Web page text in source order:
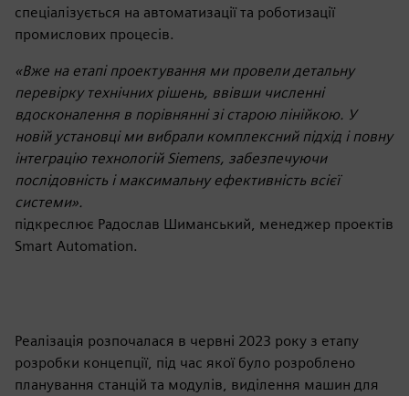
спеціалізується на автоматизації та роботизації
промислових процесів.
«Вже на етапі проектування ми провели детальну
перевірку технічних рішень, ввівши численні
вдосконалення в порівнянні зі старою лінійкою. У
новій установці ми вибрали комплексний підхід і повну
інтеграцію технологій Siemens, забезпечуючи
послідовність і максимальну ефективність всієї
системи».
підкреслює Радослав Шиманський, менеджер проектів
Smart Automation.
Реалізація розпочалася в червні 2023 року з етапу
розробки концепції, під час якої було розроблено
планування станцій та модулів, виділення машин для